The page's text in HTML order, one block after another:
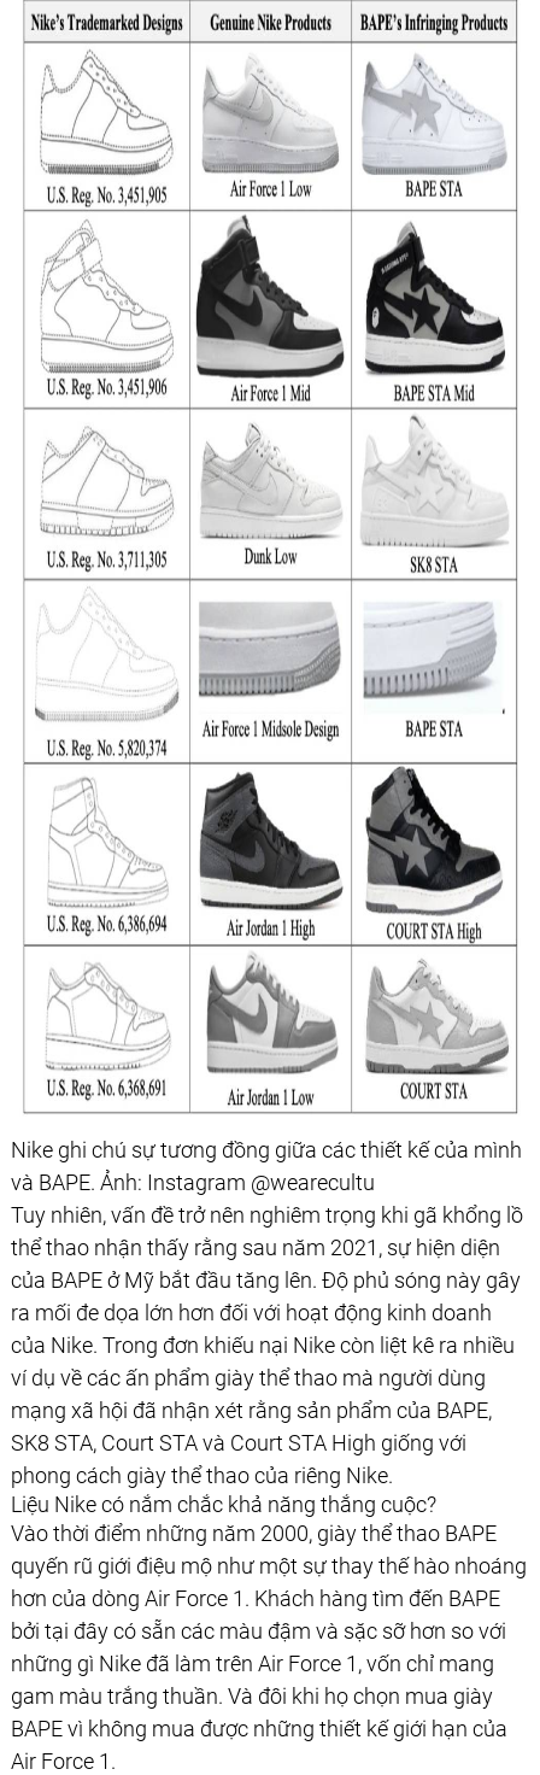
Nike ghi chú sự tương đồng giữa các thiết kế của mình
và BAPE. Ảnh: Instagram @wearecultu
Tuy nhiên, vấn đề trở nên nghiêm trọng khi gã khổng lồ
thể thao nhận thấy rằng sau năm 2021, sự hiện diện
của BAPE ở Mỹ bắt đầu tăng lên. Độ phủ sóng này gây
ra mối đe dọa lớn hơn đối với hoạt động kinh doanh
của Nike. Trong đơn khiếu nại Nike còn liệt kê ra nhiều
ví dụ về các ấn phẩm giày thể thao mà người dùng
mạng xã hội đã nhận xét rằng sản phẩm của BAPE,
SK8 STA, Court STA và Court STA High giống với
phong cách giày thể thao của riêng Nike.
Liệu Nike có nắm chắc khả năng thắng cuộc?
Vào thời điểm những năm 2000, giày thể thao BAPE
quyến rũ giới điệu mộ như một sự thay thế hào nhoáng
hơn của dòng Air Force 1. Khách hàng tìm đến BAPE
bởi tại đây có sẵn các màu đậm và sặc sỡ hơn so với
những gì Nike đã làm trên Air Force 1, vốn chỉ mang
gam màu trắng thuần. Và đôi khi họ chọn mua giày
BAPE vì không mua được những thiết kế giới hạn của
Air Force 1.